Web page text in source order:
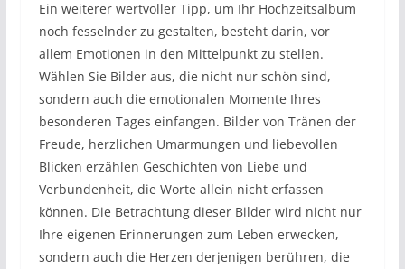
Ein weiterer wertvoller Tipp, um Ihr Hochzeitsalbum
noch fesselnder zu gestalten, besteht darin, vor
allem Emotionen in den Mittelpunkt zu stellen.
Wählen Sie Bilder aus, die nicht nur schön sind,
sondern auch die emotionalen Momente Ihres
besonderen Tages einfangen. Bilder von Tränen der
Freude, herzlichen Umarmungen und liebevollen
Blicken erzählen Geschichten von Liebe und
Verbundenheit, die Worte allein nicht erfassen
können. Die Betrachtung dieser Bilder wird nicht nur
Ihre eigenen Erinnerungen zum Leben erwecken,
sondern auch die Herzen derjenigen berühren, die